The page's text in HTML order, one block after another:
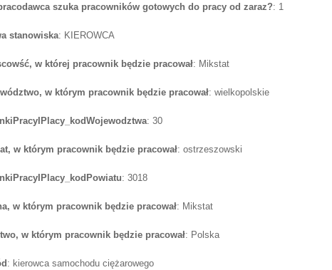
szuka pracowników gotowych do pracy od zaraz?: 1
stanowiska: KIEROWCA
w której pracownik będzie pracował: Mikstat
w którym pracownik będzie pracował: wielkopolskie
: 30
w którym pracownik będzie pracował: ostrzeszowski
: 3018
w którym pracownik będzie pracował: Mikstat
w którym pracownik będzie pracował: Polska
: kierowca samochodu ciężarowego